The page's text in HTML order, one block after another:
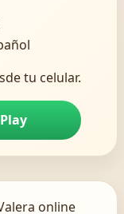
tu celular.
online